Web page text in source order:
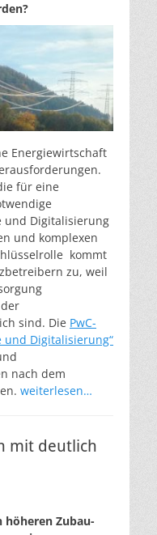
Energiewirtschaft
für eine
und Digitalisierung
und komplexen
kommt
zu, weil
sind. Die PwC-
und Digitalisierung“
nach dem
weiterlesen…
mit deutlich
Zubau-